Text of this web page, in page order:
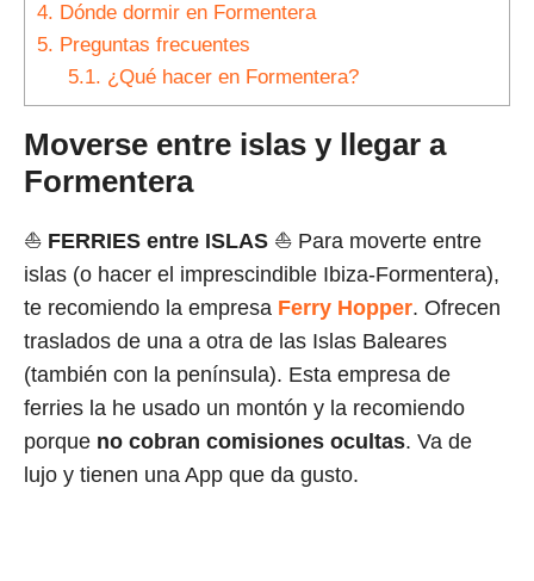
4. Dónde dormir en Formentera
5. Preguntas frecuentes
5.1. ¿Qué hacer en Formentera?
Moverse entre islas y llegar a
Formentera
⛵ FERRIES entre ISLAS ⛵ Para moverte entre
islas (o hacer el imprescindible Ibiza-Formentera),
te recomiendo la empresa Ferry Hopper. Ofrecen
traslados de una a otra de las Islas Baleares
(también con la península). Esta empresa de
ferries la he usado un montón y la recomiendo
porque no cobran comisiones ocultas. Va de
lujo y tienen una App que da gusto.